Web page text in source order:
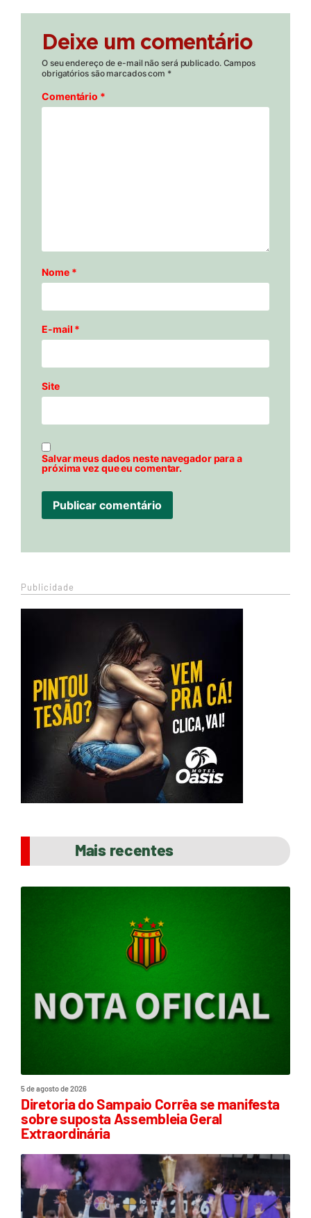
Deixe um comentário
O seu endereço de e-mail não será publicado. Campos
obrigatórios são marcados com *
Comentário *
Nome *
E-mail *
Site
Salvar meus dados neste navegador para a
próxima vez que eu comentar.
Publicidade
Mais recentes
5 de agosto de 2026
Diretoria do Sampaio Corrêa se manifesta
sobre suposta Assembleia Geral
Extraordinária